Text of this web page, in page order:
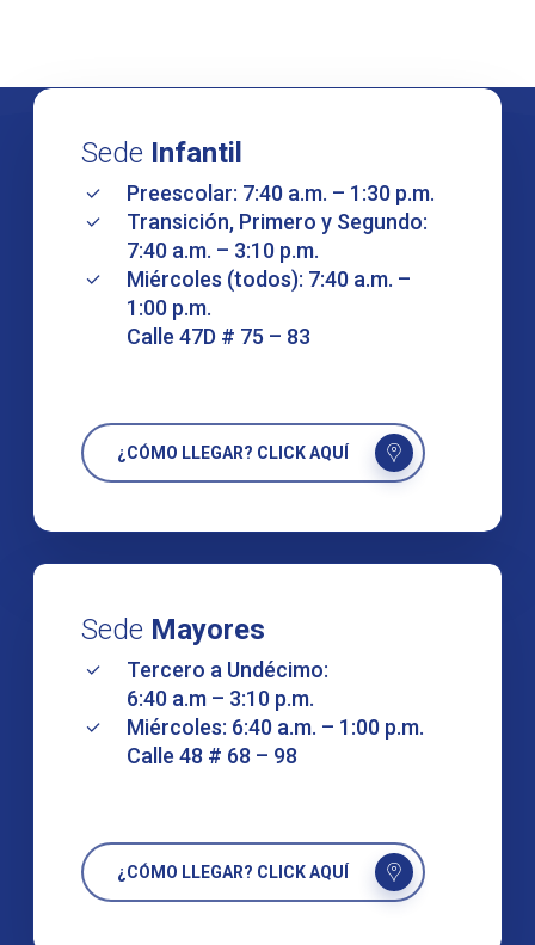
Sede Infantil
Preescolar: 7:40 a.m. – 1:30 p.m.
Transición, Primero y Segundo:
7:40 a.m. – 3:10 p.m.
Miércoles (todos): 7:40 a.m. –
1:00 p.m.
Calle 47D # 75 – 83
¿CÓMO LLEGAR? CLICK AQUÍ
Sede Mayores
Tercero a Undécimo:
6:40 a.m – 3:10 p.m.
Miércoles: 6:40 a.m. – 1:00 p.m.
Calle 48 # 68 – 98
¿CÓMO LLEGAR? CLICK AQUÍ